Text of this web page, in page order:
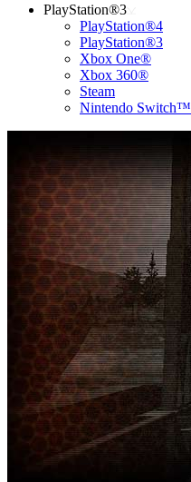
PlayStation®3
PlayStation®4
PlayStation®3
Xbox One®
Xbox 360®
Steam
Nintendo Switch™